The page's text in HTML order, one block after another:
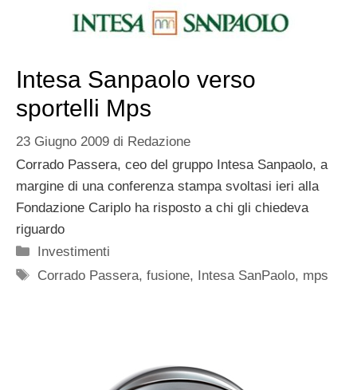
Intesa Sanpaolo verso
sportelli Mps
23 Giugno 2009 di Redazione
Corrado Passera, ceo del gruppo Intesa Sanpaolo, a
margine di una conferenza stampa svoltasi ieri alla
Fondazione Cariplo ha risposto a chi gli chiedeva
riguardo
Categorie
Investimenti
Tag
Corrado Passera,fusione, Intesa SanPaolo, mps